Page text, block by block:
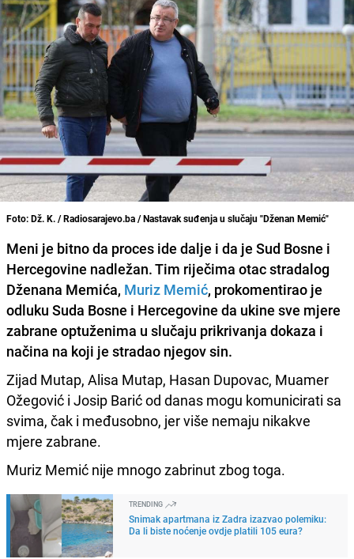
Foto: Dž. K. / Radiosarajevo.ba / Nastavak suđenja u slučaju "Dženan Memić"
Meni je bitno da proces ide dalje i da je Sud Bosne i
Hercegovine nadležan. Tim riječima otac stradalog
Dženana Memića, Muriz Memić, prokomentirao je
odluku Suda Bosne i Hercegovine da ukine sve mjere
zabrane optuženima u slučaju prikrivanja dokaza i
načina na koji je stradao njegov sin.
Zijad Mutap, Alisa Mutap, Hasan Dupovac, Muamer
Ožegović i Josip Barić od danas mogu komunicirati sa
svima, čak i međusobno, jer više nemaju nikakve
mjere zabrane.
Muriz Memić nije mnogo zabrinut zbog toga.
TRENDING
Snimak apartmana iz Zadra izazvao polemiku:
Da li biste noćenje ovdje platili 105 eura?